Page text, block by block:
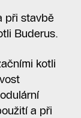
při stavbě
Buderus.
kotli
a při